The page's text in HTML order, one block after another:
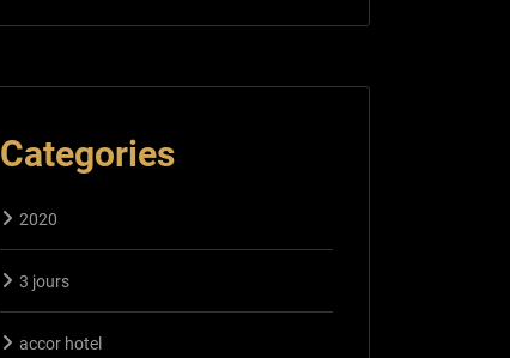
Categories
2020
3 jours
accor hotel